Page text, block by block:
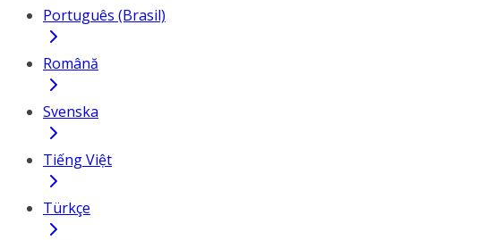
Português (Brasil)
Română
Svenska
Tiếng Việt
Türkçe